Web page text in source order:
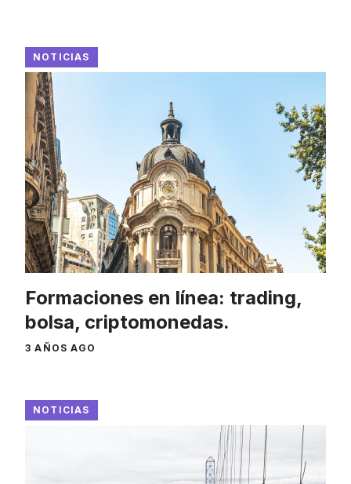
NOTICIAS
Formaciones en línea: trading,
bolsa, criptomonedas.
3 AÑOS AGO
NOTICIAS